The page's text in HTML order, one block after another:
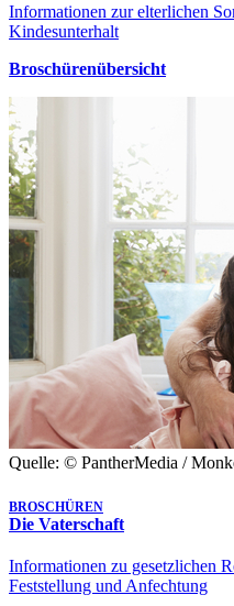
Informationen zur elterlichen
Kindesunterhalt
Broschürenübersicht
Quelle: © PantherMedia /
BROSCHÜREN
Die Vaterschaft
Informationen zu gesetzlichen
Feststellung und Anfechtung